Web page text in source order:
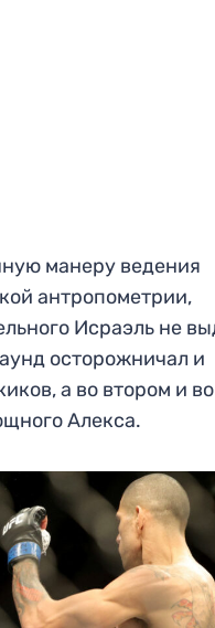
манеру ведения
антропометрии,
Исраэль не
осторожничал и
а во втором и
Алекса.